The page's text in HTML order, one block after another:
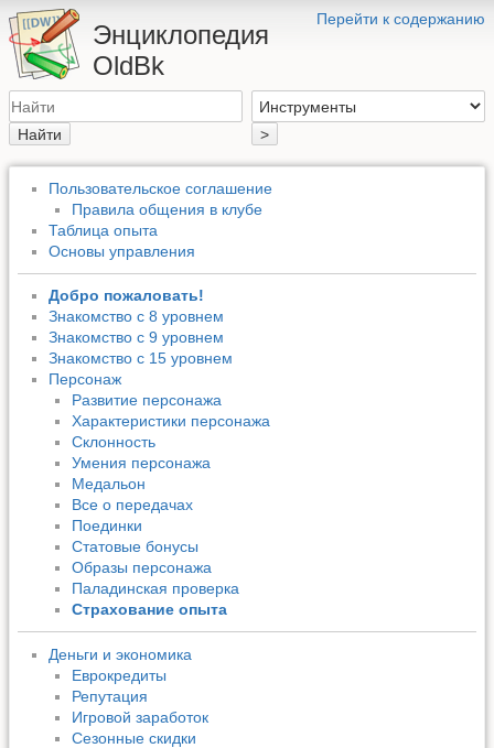
Перейти к содержанию
Энциклопедия
OldBk
Найти >
Пользовательское соглашение
Правила общения в клубе
Таблица опыта
Основы управления
Добро пожаловать!
Знакомство с 8 уровнем
Знакомство с 9 уровнем
Знакомство с 15 уровнем
Персонаж
Развитие персонажа
Характеристики персонажа
Склонность
Умения персонажа
Медальон
Все о передачах
Поединки
Статовые бонусы
Образы персонажа
Паладинская проверка
Страхование опыта
Деньги и экономика
Еврокредиты
Репутация
Игровой заработок
Сезонные скидки